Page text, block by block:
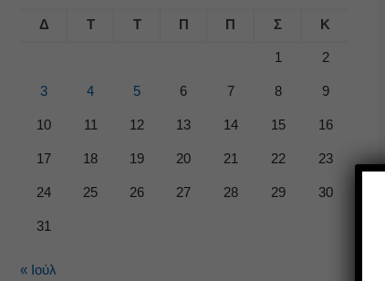
Δ Τ Τ Π Π Σ Κ
1 2
3 4 5 6 7 8 9
10 11 12 13 14 15 16
17 18 19 20 21 22 23
24 25 26 27 28 29 30
31
« Ιούλ